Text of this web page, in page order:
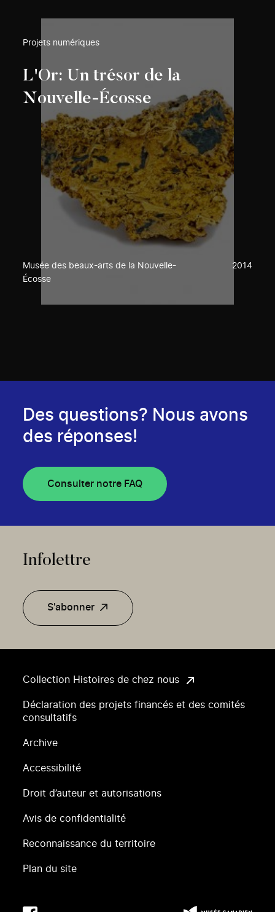
Projets numériques
L'Or: Un trésor de la
Nouvelle-Écosse
Musée des beaux-arts de la Nouvelle-
Écosse
2014
Collection Histoires de chez nous
Déclaration des projets financés et des comités
consultatifs
Archive
Accessibilité
Droit d’auteur et autorisations
Avis de confidentialité
Reconnaissance du territoire
Plan du site
Des questions? Nous avons
des réponses!
Consulter notre FAQ
Infolettre
S'abonner